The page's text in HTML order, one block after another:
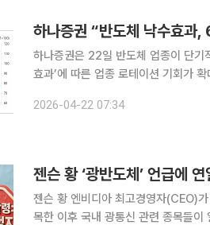
하나증권 “반도체 낙수효과
하나증권은 22일 반도체 업종이 단기
효과’에 따른 업종 로테이션 기회가 확대될 것으로 전망했다.
실적 모멘텀인 2분기 실적 시즌 전까
2026-04-22 07:34
젠슨 황 ‘광반도체’ 언급에
젠슨 황 엔비디아 최고경영자(CEO)
목한 이후 국내 광통신 관련 종목들